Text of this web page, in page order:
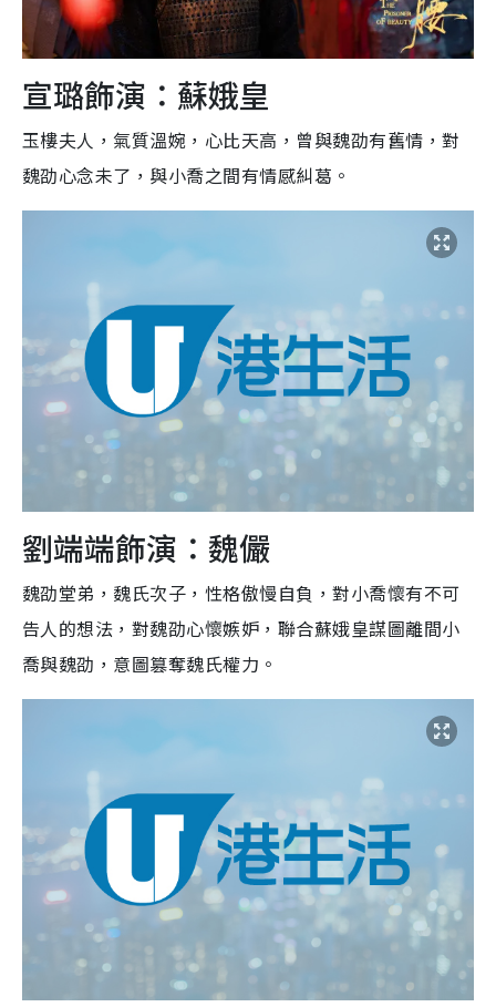
宣璐飾演：蘇娥皇
玉樓夫人，氣質溫婉，心比天高，曾與魏劭有舊情，對
魏劭心念未了，與小喬之間有情感糾葛。
劉端端飾演：魏儼
魏劭堂弟，魏氏次子，性格傲慢自負，對小喬懷有不可
告人的想法，對魏劭心懷嫉妒，聯合蘇娥皇謀圖離間小
喬與魏劭，意圖篡奪魏氏權力。